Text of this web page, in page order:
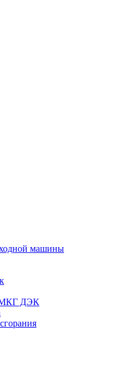
машины
МКГ ДЭК